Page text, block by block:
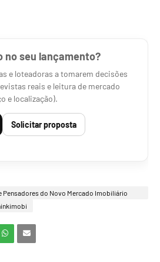
no seu lançamento?
e loteadoras a tomarem decisões
reais e leitura de mercado
e localização).
Solicitar proposta
Pensadores do Novo Mercado Imobiliário